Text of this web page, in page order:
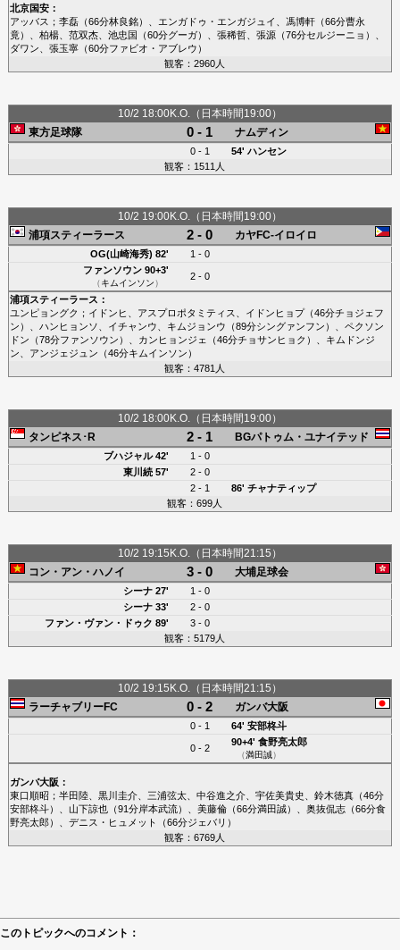
北京国安：
アッバス ； 李磊（66分林良銘）、 エンガドゥ・エンガジュイ 馮博軒（66分曹永
竟）、 柏楊、 范双杰、 池忠国 （60分グーガ）、 張稀哲、 張源（76分セルジーニョ ）、
ダワン
張玉寧（60分ファビオ・アブレウ ）
観客：2960人
10/2 18:00K.O.（日本時間19:00）
東方足球隊
0 - 1 ナムディン
0 - 1 54' ハンセン
観客：1511人
10/2 19:00K.O.（日本時間19:00）
浦項スティーラース
2 - 0 カヤFC-イロイロ
OG(山崎海秀) 82'
1 - 0
ファンソウン90+3'
（キムインソン）
2 - 0
浦項スティーラース ：
ユンピョングク ； イドンヒ アスプロポタミティス イドンヒョプ（46分チョジェフ
ン ）、 ハンヒョンソ イチャンウ キムジョンウ （89分シングァンフン ）、 ペクソン
ドン （78分ファンソウン ）、 カンヒョンジェ （46分チョサンヒョク ）、 キムドンジ
ン
アンジェジュン （46分キムインソン ）
観客：4781人
10/2 18:00K.O.（日本時間19:00）
タンピネス･R
2 - 1 BGパトゥム・ユナイテッド
ブハジャル42'
1 - 0
東川続57'
2 - 0
2 - 1
86' チャナティップ
観客：699人
10/2 19:15K.O.（日本時間21:15）
コン・アン・ハノイ
3 - 0 大埔足球会
シーナ27'
1 - 0
シーナ33'
2 - 0
ファン・ヴァン・ドゥク 89'
3 - 0
観客：5179人
10/2 19:15K.O.（日本時間21:15）
ラーチャブリーFC
0 - 2 ガンバ大阪
0 - 1 64' 安部柊斗
0 - 2
90+4' 食野亮太郎
（満田誠）
ガンバ大阪 ：
東口順昭； 半田陸、 黒川圭介、 三浦弦太、 中谷進之介、 宇佐美貴史 鈴木徳真（46分
安部柊斗）、 山下諒也（91分岸本武流）、 美藤倫（66分満田誠）、 奥抜侃志（66分食
野亮太郎）、 デニス・ヒュメット （66分ジェバリ ）
観客：6769人
このトピックへのコメント：